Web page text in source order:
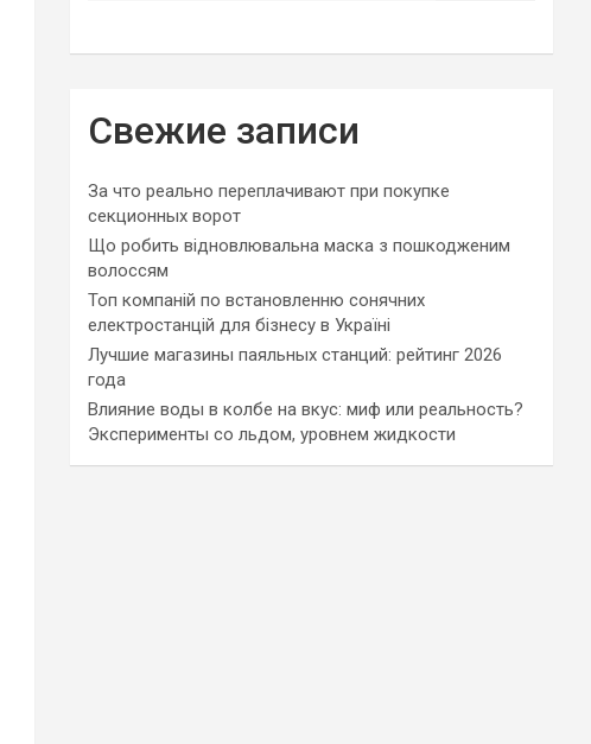
Свежие записи
За что реально переплачивают при покупке
секционных ворот
Що робить відновлювальна маска з пошкодженим
волоссям
Топ компаній по встановленню сонячних
електростанцій для бізнесу в Україні
Лучшие магазины паяльных станций: рейтинг 2026
года
Влияние воды в колбе на вкус: миф или реальность?
Эксперименты со льдом, уровнем жидкости